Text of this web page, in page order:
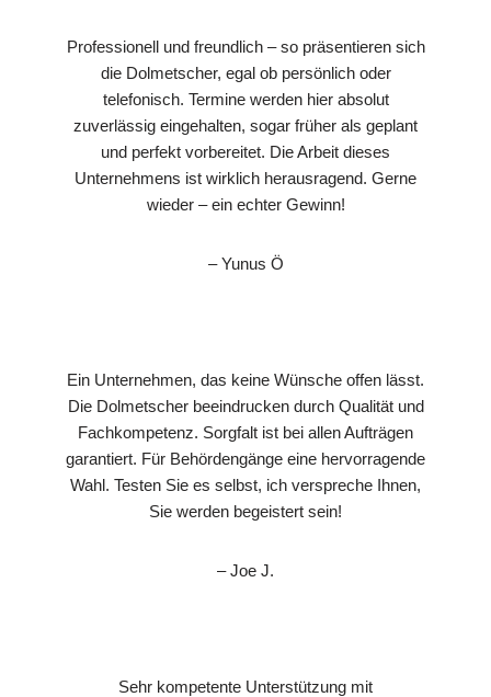
Professionell und freundlich – so präsentieren sich
die Dolmetscher, egal ob persönlich oder
telefonisch. Termine werden hier absolut
zuverlässig eingehalten, sogar früher als geplant
und perfekt vorbereitet. Die Arbeit dieses
Unternehmens ist wirklich herausragend. Gerne
wieder – ein echter Gewinn!
– Yunus Ö
Ein Unternehmen, das keine Wünsche offen lässt.
Die Dolmetscher beeindrucken durch Qualität und
Fachkompetenz. Sorgfalt ist bei allen Aufträgen
garantiert. Für Behördengänge eine hervorragende
Wahl. Testen Sie es selbst, ich verspreche Ihnen,
Sie werden begeistert sein!
– Joe J.
Sehr kompetente Unterstützung mit